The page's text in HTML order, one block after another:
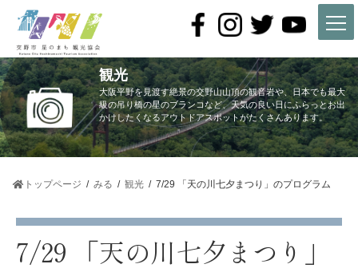
ツ
へ
ス
キ
ッ
プ
シ
ョ
ン
に
移
動
観光
大阪平野を見渡す絶景の交野山山頂の観音岩や、日本でも最大
級の吊り橋の星のブランコなど、天気の良い日にふらっとお出
かけしたくなるアウトドアスポットがたくさんあります。
トップページ みる 観光 7/29 「天の川七夕まつり」のプログラム
7/29 「天の川七夕まつり」